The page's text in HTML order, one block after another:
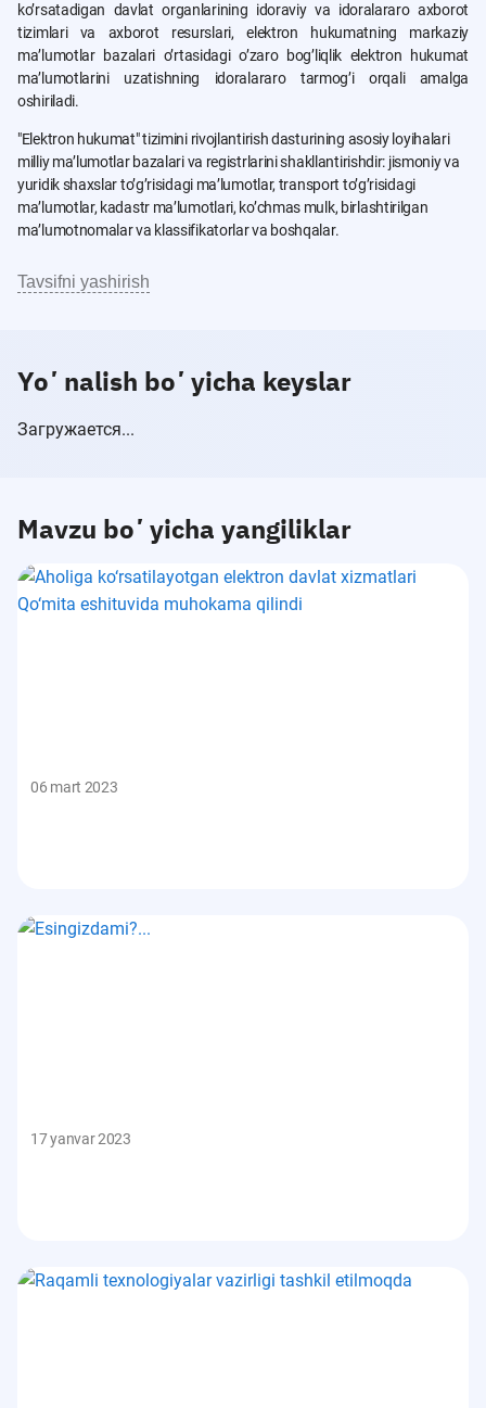
koʼrsatadigan davlat organlarining idoraviy va idoralararo axborot
tizimlari va axborot resurslari, elektron hukumatning markaziy
maʼlumotlar bazalari oʼrtasidagi oʼzaro bogʼliqlik elektron hukumat
maʼlumotlarini uzatishning idoralararo tarmogʼi orqali amalga
oshiriladi.
"Elektron hukumat" tizimini rivojlantirish dasturining asosiy loyihalari
milliy maʼlumotlar bazalari va registrlarini shakllantirishdir: jismoniy va
yuridik shaxslar toʼgʼrisidagi maʼlumotlar, transport toʼgʼrisidagi
maʼlumotlar, kadastr maʼlumotlari, koʼchmas mulk, birlashtirilgan
maʼlumotnomalar va klassifikatorlar va boshqalar.
Tavsifni yashirish
Yoʼnalish boʼyicha keyslar
Загружается...
Mavzu boʼyicha yangiliklar
06 mart 2023
17 yanvar 2023